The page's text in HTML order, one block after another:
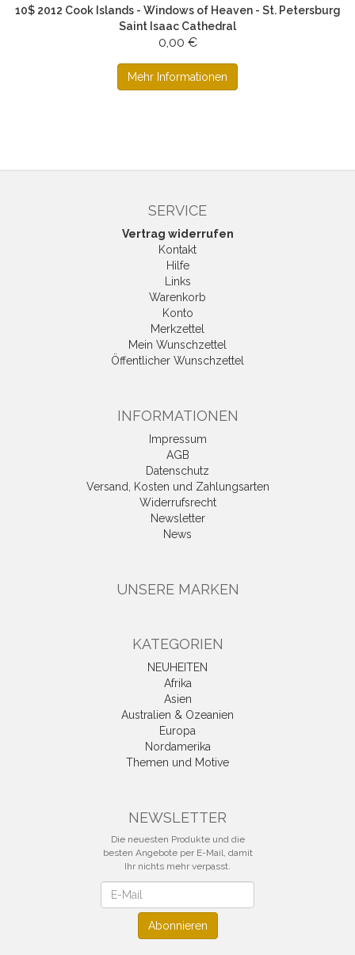
10$ 2012 Cook Islands - Windows of Heaven - St. Petersburg
Saint Isaac Cathedral
0,00 €
Mehr Informationen
SERVICE
Vertrag widerrufen
Kontakt
Hilfe
Links
Warenkorb
Konto
Merkzettel
Mein Wunschzettel
Öffentlicher Wunschzettel
INFORMATIONEN
Impressum
AGB
Datenschutz
Versand, Kosten und Zahlungsarten
Widerrufsrecht
Newsletter
News
UNSERE MARKEN
KATEGORIEN
NEUHEITEN
Afrika
Asien
Australien & Ozeanien
Europa
Nordamerika
Themen und Motive
NEWSLETTER
Die neuesten Produkte und die
besten Angebote per E-Mail, damit
Ihr nichts mehr verpasst.
Abonnieren